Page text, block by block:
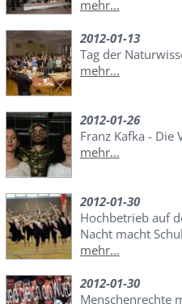
mehr...
2012-01-13
Tag der
mehr...
2012-01-26
Franz Kafka - Die
mehr...
2012-01-30
Hochbetrieb auf
Nacht macht
mehr...
2012-01-30
Menschenrechte